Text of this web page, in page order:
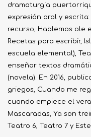
dramaturgia
expresión oral y
recurso, Hablemos ole
Recetas para escribir,
escuela elemental),
enseñar textos
(novela). En 2016,
griegos, Cuando me
cuando empiece el
Mascaradas, Ya son
Teatro 6, Teatro 7 y